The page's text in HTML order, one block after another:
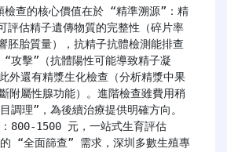
查的核心價值在於 “精準溯源”：精
評估精子遺傳物質的完整性（碎片率
胚胎質量），抗精子抗體檢測能排查
攻擊”（抗體陽性可能導致精子凝
外還有精漿生化檢查（分析精漿中果
附屬性腺功能）。進階檢查雖費用稍
調理”，為後續治療提供明確方向。